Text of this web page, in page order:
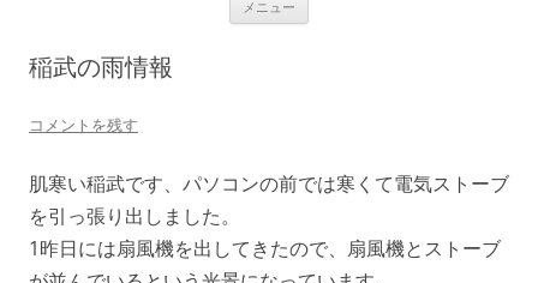
メニュー
プ
稲武の雨情報
コメントを残す
肌寒い稲武です、パソコンの前では寒くて電気ストーブ
を引っ張り出しました。
1昨日には扇風機を出してきたので、扇風機とストーブ